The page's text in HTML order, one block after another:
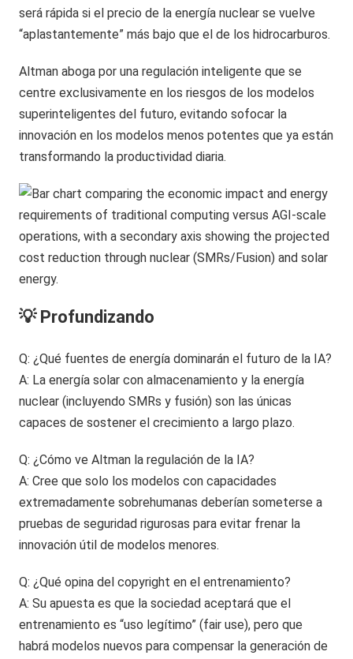
será rápida si el precio de la energía nuclear se vuelve
“aplastantemente” más bajo que el de los hidrocarburos.
Altman aboga por una regulación inteligente que se
centre exclusivamente en los riesgos de los modelos
superinteligentes del futuro, evitando sofocar la
innovación en los modelos menos potentes que ya están
transformando la productividad diaria.
💡 Profundizando
Q: ¿Qué fuentes de energía dominarán el futuro de la IA?
A: La energía solar con almacenamiento y la energía
nuclear (incluyendo SMRs y fusión) son las únicas
capaces de sostener el crecimiento a largo plazo.
Q: ¿Cómo ve Altman la regulación de la IA?
A: Cree que solo los modelos con capacidades
extremadamente sobrehumanas deberían someterse a
pruebas de seguridad rigurosas para evitar frenar la
innovación útil de modelos menores.
Q: ¿Qué opina del copyright en el entrenamiento?
A: Su apuesta es que la sociedad aceptará que el
entrenamiento es “uso legítimo” (fair use), pero que
habrá modelos nuevos para compensar la generación de